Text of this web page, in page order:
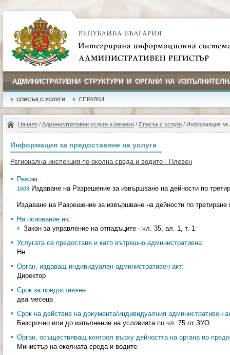
АДМИНИСТРАТИВНИ СТРУКТУРИ И ОРГАНИ НА
СПИСЪК С УСЛУГИ СПРАВКИ
Начало / Административни услуги и режими / Списък с услуги / Информация за
Информация за предоставяне на услуга
Регионална инспекция по околна среда и водите - Плевен
Режим:
1609 Издаване на Разрешение за извършване на дейности по
Издаване на Разрешение за извършване на дейности по третиране
На основание на:
Закон за управление на отпадъците - чл. 35, ал. 1, т. 1
Услугата се предоставя и като вътрешно-административна:
Не
Орган, издаващ индивидуален административен акт:
Директор
Срок за предоставяне:
два месеца
Срок на действие на документа/индивидуалния административен
Безсрочно или до изпълнение на условията по чл. 75 от ЗУО
Орган, осъществяващ контрол върху дейността на органа по
Министър на околната среда и водите